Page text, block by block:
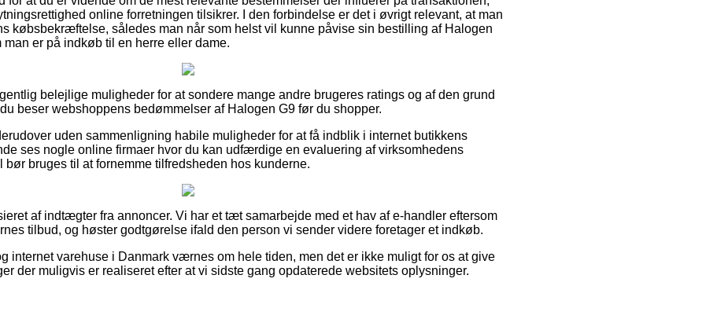
online forretningen tilsikrer. I den forbindelse er det i øvrigt relevant, at man
købsbekræftelse, således man når som helst vil kunne påvise sin bestilling af Halogen
er på indkøb til en herre eller dame.
belejlige muligheder for at sondere mange andre brugeres ratings og af den grund
beser webshoppens bedømmelser af Halogen G9 før du shopper.
uden sammenligning habile muligheder for at få indblik i internet butikkens
ses nogle online firmaer hvor du kan udfærdige en evaluering af virksomhedens
bør bruges til at fornemme tilfredsheden hos kunderne.
af indtægter fra annoncer. Vi har et tæt samarbejde med et hav af e-handler eftersom
tilbud, og høster godtgørelse ifald den person vi sender videre foretager et indkøb.
internet varehuse i Danmark værnes om hele tiden, men det er ikke muligt for os at give
der muligvis er realiseret efter at vi sidste gang opdaterede websitets oplysninger.